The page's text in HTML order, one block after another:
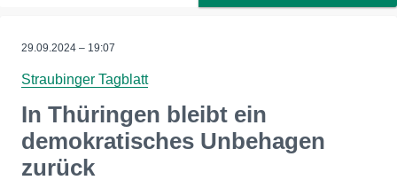
29.09.2024 – 19:07
Straubinger Tagblatt
In Thüringen bleibt ein
demokratisches Unbehagen
zurück